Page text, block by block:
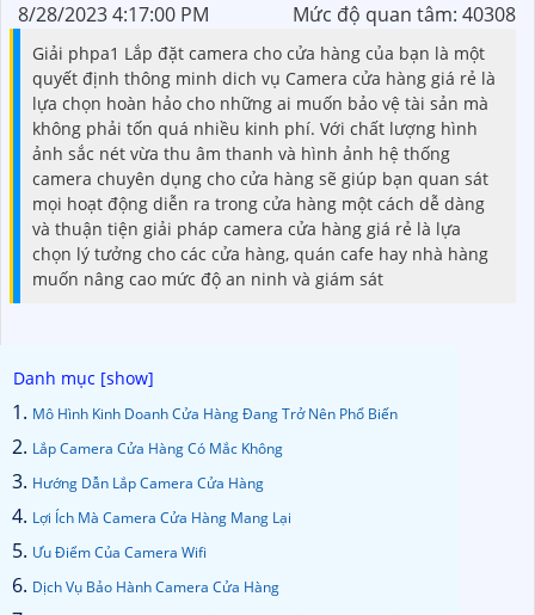
8/28/2023 4:17:00 PM Mức độ quan tâm: 40308
Giải phpa1 Lắp đặt camera cho cửa hàng của bạn là một
quyết định thông minh dich vụ Camera cửa hàng giá rẻ là
lựa chọn hoàn hảo cho những ai muốn bảo vệ tài sản mà
không phải tốn quá nhiều kinh phí. Với chất lượng hình
ảnh sắc nét vừa thu âm thanh và hình ảnh hệ thống
camera chuyên dụng cho cửa hàng sẽ giúp bạn quan sát
mọi hoạt động diễn ra trong cửa hàng một cách dễ dàng
và thuận tiện giải pháp camera cửa hàng giá rẻ là lựa
chọn lý tưởng cho các cửa hàng, quán cafe hay nhà hàng
muốn nâng cao mức độ an ninh và giám sát
Mô Hình Kinh Doanh Cửa Hàng Đang Trở Nên Phổ Biến
Lắp Camera Cửa Hàng Có Mắc Không
Hướng Dẫn Lắp Camera Cửa Hàng
Lợi Ích Mà Camera Cửa Hàng Mang Lại
Ưu Điểm Của Camera Wifi
Dịch Vụ Bảo Hành Camera Cửa Hàng